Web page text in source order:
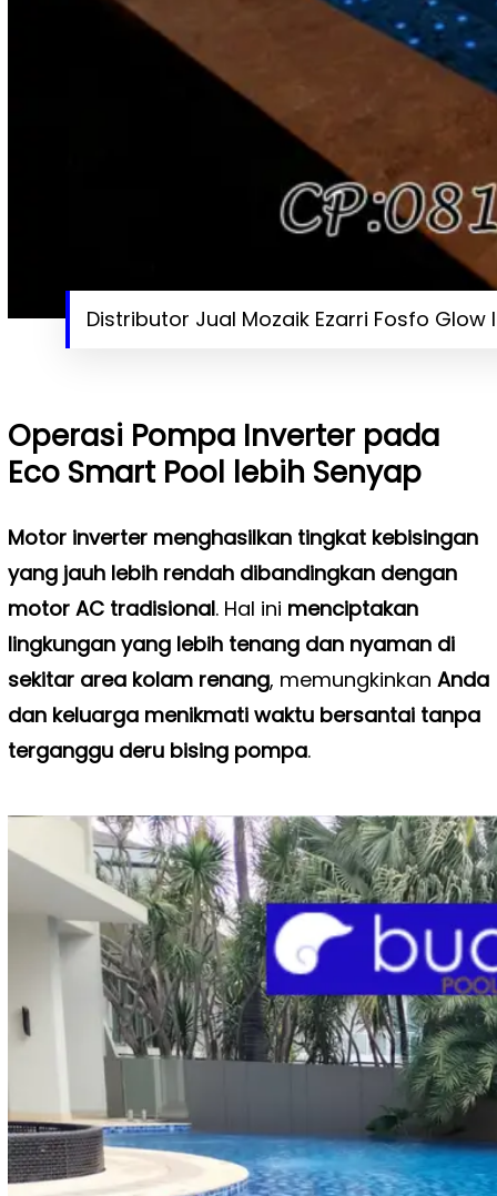
Distributor Jual Mozaik Ezarri Fosfo
Operasi Pompa Inverter pada
Eco Smart Pool lebih Senyap
Motor inverter menghasilkan tingkat kebisingan
yang jauh lebih rendah dibandingkan dengan
motor AC tradisional. Hal ini menciptakan
lingkungan yang lebih tenang dan nyaman di
sekitar area kolam renang, memungkinkan Anda
dan keluarga menikmati waktu bersantai tanpa
terganggu deru bising pompa.